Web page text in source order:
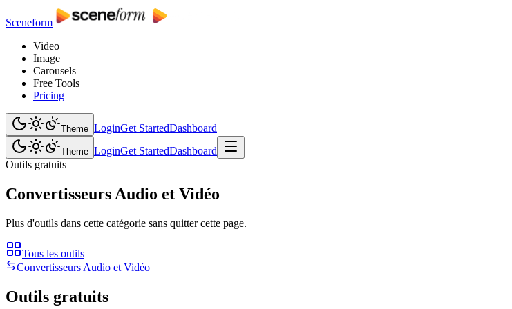
Sceneform
Video
Image
Carousels
Free Tools
Pricing
Theme LoginGet StartedDashboard
Theme LoginGet StartedDashboard
Outils gratuits
Convertisseurs Audio et Vidéo
Plus d'outils dans cette catégorie sans quitter cette page.
Tous les outils
Convertisseurs Audio et Vidéo
Outils gratuits